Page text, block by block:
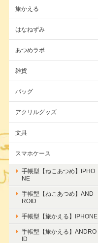
旅かえる
はなねずみ
あつめラボ
雑貨
バッグ
アクリルグッズ
文具
スマホケース
手帳型【ねこあつめ】IPHO
NE
手帳型【ねこあつめ】AND
ROID
手帳型【旅かえる】IPHONE
手帳型【旅かえる】ANDRO
ID